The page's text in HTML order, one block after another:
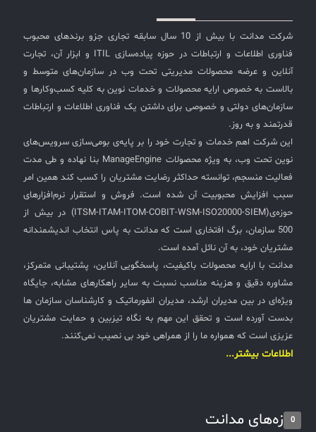
شرکت مدانت با بیش از 10 سال سابقه تجاری جزو برندهای محبوب
فناوری اطلاعات و ارتباطات در حوزه پیاده‌سازی ITIL و ابزار آن، تجارت
آنلاین و عرضه محصولات مدیریتی تحت وب در سازمان‌های متوسط و
بالاست به خصوص ارایه محصولات و خدمات نوین به کلیه کسب‌وکارها و
سازمان‌های دولتی و خصوصی برای داشتن یک فناوری اطلاعات و ارتباطات
قدرتمند و به روز.
این شرکت اهم خدمات و تجارت خود را بر پایه‌ی بومی‌سازی سرویس‌های
نوین تحت وب، به ویژه محصولات ManageEngine بنا نهاده و طی مدت
فعالیت منسجم، توانسته حداکثر رضایت مشتریان را کسب کند همین امر
سبب افزایش محبوبیت آن شده است. فروش و استقرار نرم‌افزارهای
حوزه‌ی(ITSM-ITAM-ITOM-COBIT-WSM-ISO20000-SIEM) در بیش از
500 سازمان، برگ افتخاری است که مدانت به پاس انتخاب اندیشمندانه
مشتریان خود، به آن نائل آمده است.
مدانت با ارایه محصولات باکیفیت، پاسخگویی آنلاین، پشتیبانی متمرکز،
مشاوره دقیق و هزینه مناسب نسبت به سایر راهکارهای مشابه، جایگاه
ویژه‌ای در بین مدیران ارشد، مدیران انفورماتیک و کارشناسان سازمان ها
بدست آورده است و تحقق این مهم به نگاه تیزبین و حمایت مشتریان
عزیزی است که همواره ما را از همراهی خود بی نصیب نمی‌کنند.
اطلاعات بیشتر...
تازه‌های مدانت0